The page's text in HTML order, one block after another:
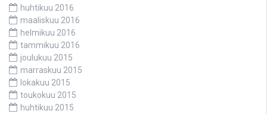
huhtikuu 2016
maaliskuu 2016
helmikuu 2016
tammikuu 2016
joulukuu 2015
marraskuu 2015
lokakuu 2015
toukokuu 2015
huhtikuu 2015